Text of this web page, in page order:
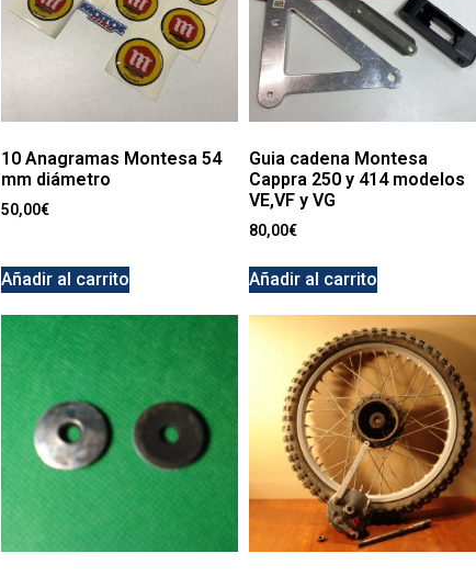
10 Anagramas Montesa 54
mm diámetro
50,00€
Añadir al carrito
Guia cadena Montesa
Cappra 250 y 414 modelos
VE,VF y VG
80,00€
Añadir al carrito